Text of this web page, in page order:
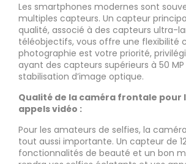
Les smartphones modernes sont
multiples capteurs. Un capteur
qualité, associé à des capteurs ultra-
téléobjectifs, vous offre une flexibilité
photographie est votre priorité,
ayant des capteurs supérieurs à 50
stabilisation d’image optique.
Qualité de la caméra frontale pour
appels vidéo :
Pour les amateurs de selfies, la
tout aussi importante. Un capteur de
fonctionnalités de beauté et un bon